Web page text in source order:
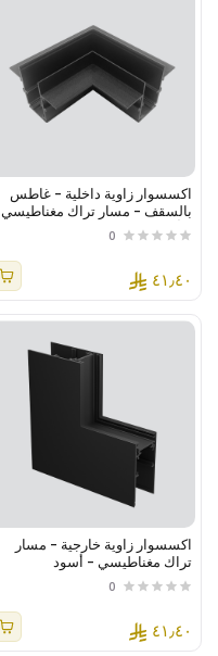
اكسسوار زاوية داخلية - غاطس
بالسقف - مسار تراك مغناطيسي
- أسود
0
٤١٫٤٠
اكسسوار زاوية خارجية - مسار
تراك مغناطيسي - أسود
0
٤١٫٤٠